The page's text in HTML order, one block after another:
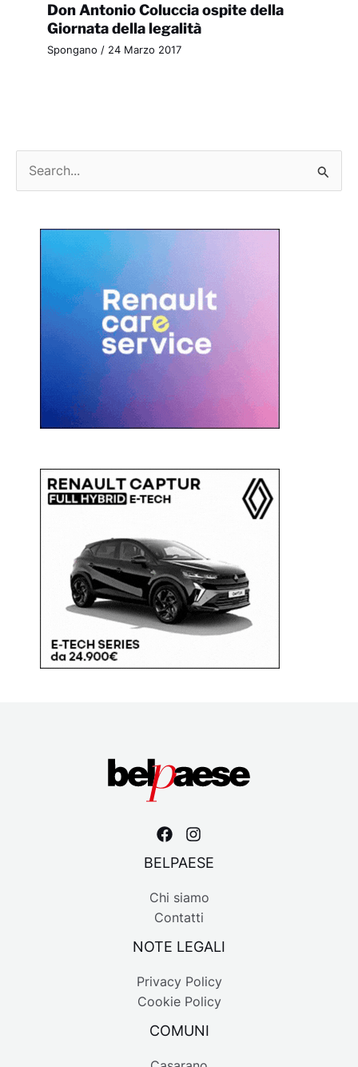
Don Antonio Coluccia ospite della
Giornata della legalità
Spongano / 24 Marzo 2017
BELPAESE
Chi siamo
Contatti
NOTE LEGALI
Privacy Policy
Cookie Policy
COMUNI